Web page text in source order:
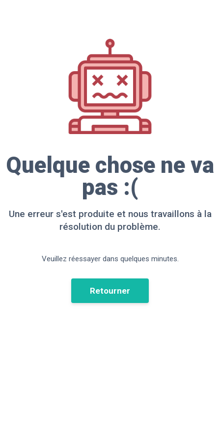
Quelque chose ne va
pas :(
Une erreur s'est produite et nous travaillons à la
résolution du problème.
Veuillez réessayer dans quelques minutes.
Retourner